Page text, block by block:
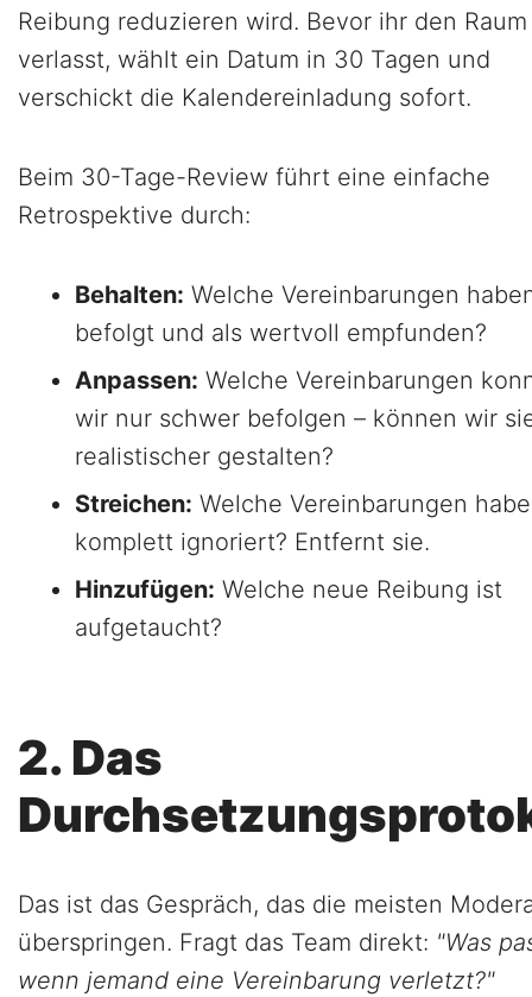
Reibung reduzieren wird. Bevor ihr den Raum
verlasst, wählt ein Datum in 30 Tagen und
verschickt die Kalendereinladung sofort.
Beim 30-Tage-Review führt eine einfache
Retrospektive durch:
Behalten: Welche Vereinbarungen
befolgt und als wertvoll empfunden?
Anpassen: Welche Vereinbarungen
wir nur schwer befolgen – können wir
realistischer gestalten?
Streichen: Welche Vereinbarungen
komplett ignoriert? Entfernt sie.
Hinzufügen: Welche neue Reibung ist
aufgetaucht?
2. Das
Das ist das Gespräch, das die meisten
überspringen. Fragt das Team direkt: "Was
wenn jemand eine Vereinbarung verletzt?"